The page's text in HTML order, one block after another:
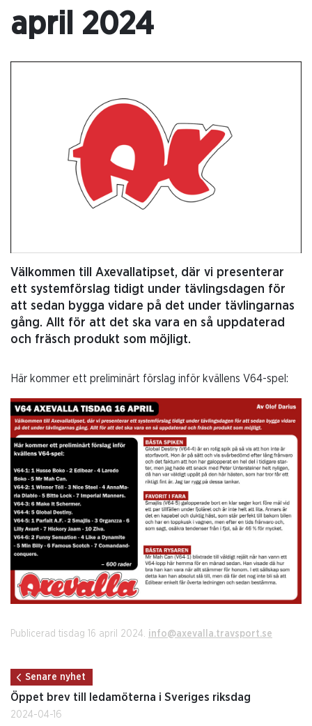
april 2024
Välkommen till Axevallatipset, där vi presenterar
ett systemförslag tidigt under tävlingsdagen för
att sedan bygga vidare på det under tävlingarnas
gång. Allt för att det ska vara en så uppdaterad
och fräsch produkt som möjligt.
Här kommer ett preliminärt förslag inför kvällens V64-spel:
Publicerad tisdag 16 april 2024. info@axevalla.travsport.se
Senare nyhet
Öppet brev till ledamöterna i Sveriges riksdag
2024-04-16